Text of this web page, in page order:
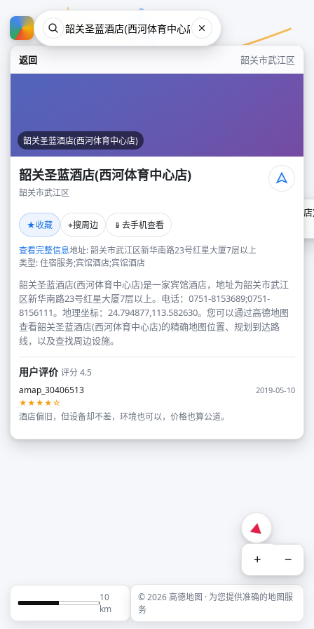
返回 韶关市武江区
韶关圣蓝酒店(西河体育中心店)
韶关圣蓝酒店(西河体育中心店)
韶关市武江区
★收藏 ⌖搜周边 📱 去手机查看
查看完整信息地址: 韶关市武江区新华南路23号红星大厦7层以上
类型: 住宿服务;宾馆酒店;宾馆酒店
韶关圣蓝酒店(西河体育中心店)是一家宾馆酒店，地址为韶关市武江
区新华南路23号红星大厦7层以上。电话：0751-8153689;0751-
8156111。地理坐标：24.794877,113.582630。您可以通过高德地图
查看韶关圣蓝酒店(西河体育中心店)的精确地图位置、规划到达路
线，以及查找周边设施。
用户评价评分 4.5
amap_30406513
2019-05-10
★★★★☆
酒店偏旧，但设备却不差，环境也可以，价格也算公道。
韶关圣蓝酒店(西河体育中心
+ −
10
km
© 2026 高德地图 · 为您提供准确的地图服
务